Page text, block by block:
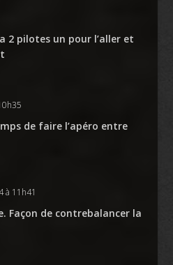
2 pilotes un pour l’aller et
de faire l’apéro entre
à 11h41
Façon de contrebalancer la